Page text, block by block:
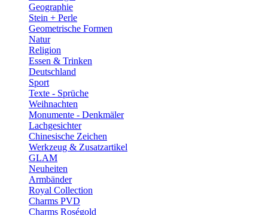
Geographie
Stein + Perle
Geometrische Formen
Natur
Religion
Essen & Trinken
Deutschland
Sport
Texte - Sprüche
Weihnachten
Monumente - Denkmäler
Lachgesichter
Chinesische Zeichen
Werkzeug & Zusatzartikel
GLAM
Neuheiten
Armbänder
Royal Collection
Charms PVD
Charms Roségold